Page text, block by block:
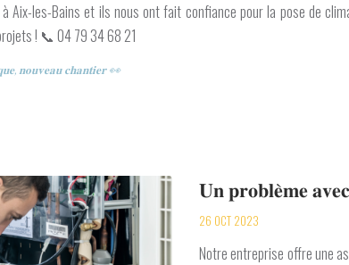
à Aix-les-Bains et ils nous ont fait confiance pour la pose de
! 📞 04 79 34 68 21
𝐧𝐨𝐮𝐯𝐞𝐚𝐮 𝐜𝐡𝐚𝐧𝐭𝐢𝐞𝐫 👀
𝐔𝐧 𝐩𝐫𝐨𝐛𝐥𝐞̀𝐦𝐞
26 OCT 2023
Notre entreprise offre une